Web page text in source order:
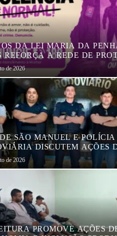
DA LEI MARIA DA
REFORÇA A REDE DE
EM BOTUCATU
de 2026
SÃO MANUEL E POLÍCIA
DISCUTEM AÇÕES
E SEGURANÇA NO
de 2026
PROMOVE AÇÕES